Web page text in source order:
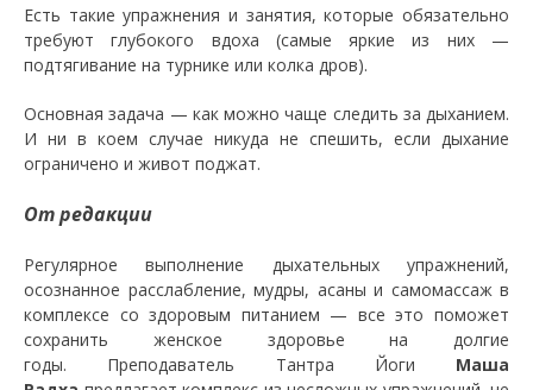
Есть такие упражнения и занятия, которые обязательно
требуют глубокого вдоха (самые яркие из них —
подтягивание на турнике или колка дров).
Основная задача — как можно чаще следить за дыханием.
И ни в коем случае никуда не спешить, если дыхание
ограничено и живот поджат.
От редакции
Регулярное выполнение дыхательных упражнений,
осознанное расслабление, мудры, асаны и самомассаж в
комплексе со здоровым питанием — все это поможет
сохранить женское здоровье на долгие
годы. Преподаватель Тантра Йоги Маша